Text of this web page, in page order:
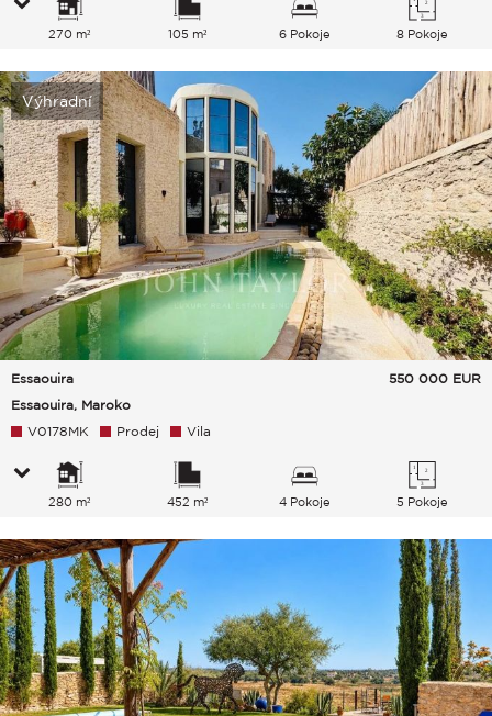
270 m² 105 m² 6 Pokoje 8 Pokoje
Výhradní
Essaouira
Essaouira, Maroko
550 000 EUR
V0178MK Prodej Vila
280 m² 452 m² 4 Pokoje 5 Pokoje